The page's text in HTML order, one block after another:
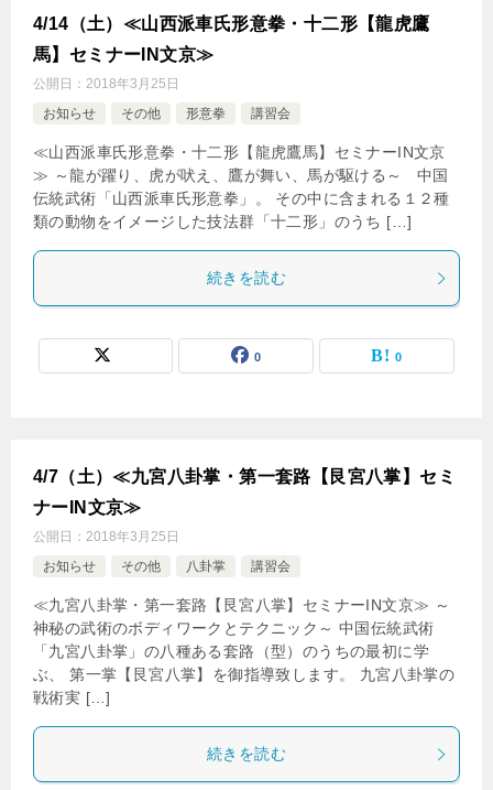
4/14（土）≪山西派車氏形意拳・十二形【龍虎鷹
馬】セミナーIN文京≫
公開日： 2018年3月25日
お知らせ
その他 形意拳 講習会
≪山西派車氏形意拳・十二形【龍虎鷹馬】セミナーIN文京
≫ ～龍が躍り、虎が吠え、鷹が舞い、馬が駆ける～ 中国
伝統武術「山西派車氏形意拳」。 その中に含まれる１２種
類の動物をイメージした技法群「十二形」のうち […]
続きを読む
0 0
4/7（土）≪九宮八卦掌・第一套路【艮宮八掌】セミ
ナーIN文京≫
公開日： 2018年3月25日
お知らせ
その他 八卦掌 講習会
≪九宮八卦掌・第一套路【艮宮八掌】セミナーIN文京≫ ～
神秘の武術のボディワークとテクニック～ 中国伝統武術
「九宮八卦掌」の八種ある套路（型）のうちの最初に学
ぶ、 第一掌【艮宮八掌】を御指導致します。 九宮八卦掌の
戦術実 […]
続きを読む